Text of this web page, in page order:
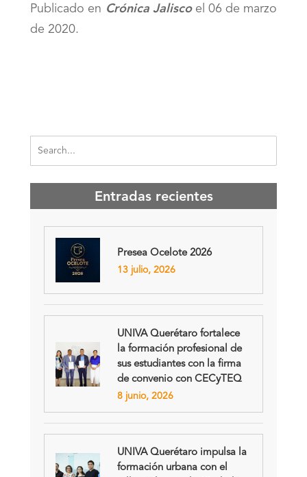
Publicado en Crónica Jaliscoel 06 de marzo
de 2020.
Entradas recientes
Presea Ocelote 2026
13 julio, 2026
UNIVA Querétaro fortalece
la formación profesional de
sus estudiantes con la firma
de convenio con CECyTEQ
8 junio, 2026
UNIVA Querétaro impulsa la
formación urbana con el